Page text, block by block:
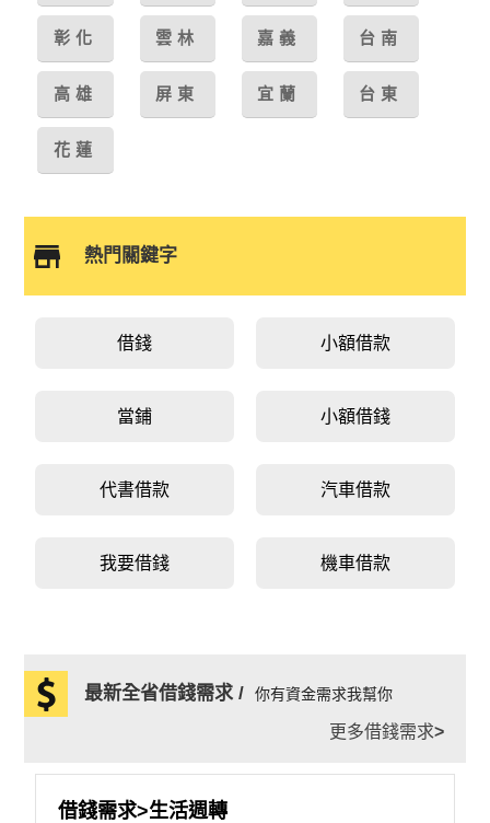
彰化 雲林 嘉義 台南
高雄 屏東 宜蘭 台東
花蓮
熱門關鍵字
借錢 小額借款
當鋪 小額借錢
代書借款 汽車借款
我要借錢 機車借款
最新全省借錢需求 / 你有資金需求我幫你
更多借錢需求>
借錢需求>生活週轉